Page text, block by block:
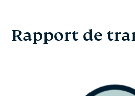
Rapport de